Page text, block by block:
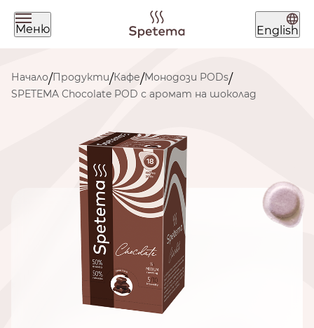
Меню English
Какво търсиш днес?
Намери твоето кафе по
начин на приготвяне
МЛЯНО
Начало/Продукти/Кафе/Монодози PODs/
SPETEMA Chocolate POD с аромат на шоколад